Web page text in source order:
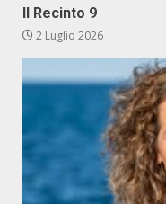
Il Recinto 9
2 Luglio 2026